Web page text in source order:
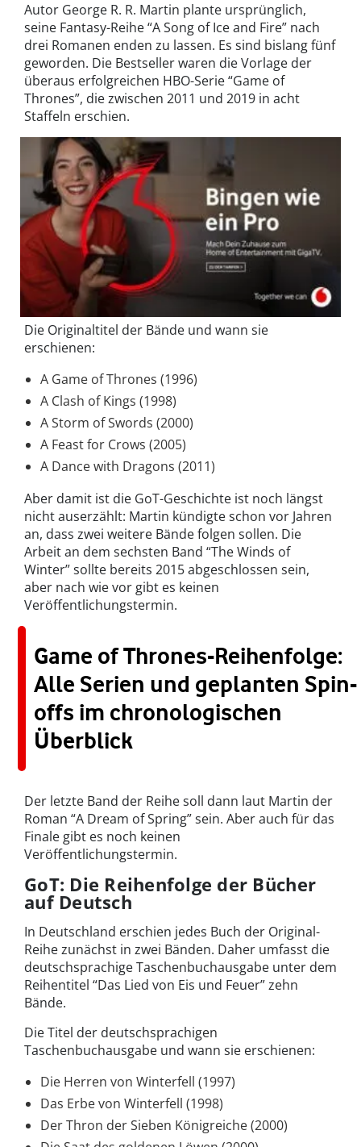
Autor George R. R. Martin plante ursprünglich,
seine Fantasy-Reihe “A Song of Ice and Fire” nach
drei Romanen enden zu lassen. Es sind bislang fünf
geworden. Die Bestseller waren die Vorlage der
überaus erfolgreichen HBO-Serie “Game of
Thrones”, die zwischen 2011 und 2019 in acht
Staffeln erschien.
Die Originaltitel der Bände und wann sie
erschienen:
A Game of Thrones (1996)
A Clash of Kings (1998)
A Storm of Swords (2000)
A Feast for Crows (2005)
A Dance with Dragons (2011)
Aber damit ist die GoT-Geschichte ist noch längst
nicht auserzählt: Martin kündigte schon vor Jahren
an, dass zwei weitere Bände folgen sollen. Die
Arbeit an dem sechsten Band “The Winds of
Winter” sollte bereits 2015 abgeschlossen sein,
aber nach wie vor gibt es keinen
Veröffentlichungstermin.
Game of Thrones-Reihenfolge:
Alle Serien und geplanten Spin-
offs im chronologischen
Überblick
Der letzte Band der Reihe soll dann laut Martin der
Roman “A Dream of Spring” sein. Aber auch für das
Finale gibt es noch keinen
Veröffentlichungstermin.
GoT: Die Reihenfolge der Bücher
auf Deutsch
In Deutschland erschien jedes Buch der Original-
Reihe zunächst in zwei Bänden. Daher umfasst die
deutschsprachige Taschenbuchausgabe unter dem
Reihentitel “Das Lied von Eis und Feuer” zehn
Bände.
Die Titel der deutschsprachigen
Taschenbuchausgabe und wann sie erschienen:
Die Herren von Winterfell (1997)
Das Erbe von Winterfell (1998)
Der Thron der Sieben Königreiche (2000)